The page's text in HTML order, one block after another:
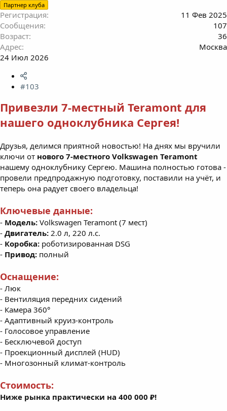
Партнер клуба
Регистрация
11 Фев 2025
Сообщения
107
Возраст
36
Адрес
Москва
24 Июл 2026
#103
Привезли 7-местный Teramont для
нашего одноклубника Сергея!
Друзья, делимся приятной новостью! На днях мы вручили
ключи от нового 7-местного Volkswagen Teramont
нашему одноклубнику Сергею. Машина полностью готова -
провели предпродажную подготовку, поставили на учёт, и
теперь она радует своего владельца!
Ключевые данные:
- Модель: Volkswagen Teramont (7 мест)
- Двигатель: 2.0 л, 220 л.с.
- Коробка: роботизированная DSG
- Привод: полный
Оснащение:
- Люк
- Вентиляция передних сидений
- Камера 360°
- Адаптивный круиз-контроль
- Голосовое управление
- Бесключевой доступ
- Проекционный дисплей (HUD)
- Многозонный климат-контроль
Стоимость:
Ниже рынка практически на 400 000 ₽!